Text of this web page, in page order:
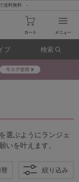
送料無料 -
プ 検索
選ぶようにランジェ
いを叶えます。
絞り込み